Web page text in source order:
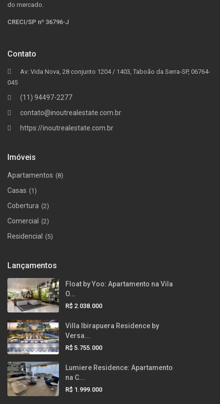
do mercado.
CRECI/SP nº 36796-J
Contato
Av: Vida Nova, 28 conjunto 1204 / 1403, Taboão da Serra-SP, 06764-
045
(11) 94497-2277
contato@inoutrealestate.com.br
https://inoutrealestate.com.br
Imóveis
Apartamentos (8)
Casas (1)
Cobertura (2)
Comercial (2)
Residencial (5)
Lançamentos
Float by Yoo: Apartamento na Vila
O...
R$ 2.038.000
Villa Ibirapuera Residence by
Versa...
R$ 5.755.000
Lumiere Residence: Apartamento
na C...
R$ 1.999.000